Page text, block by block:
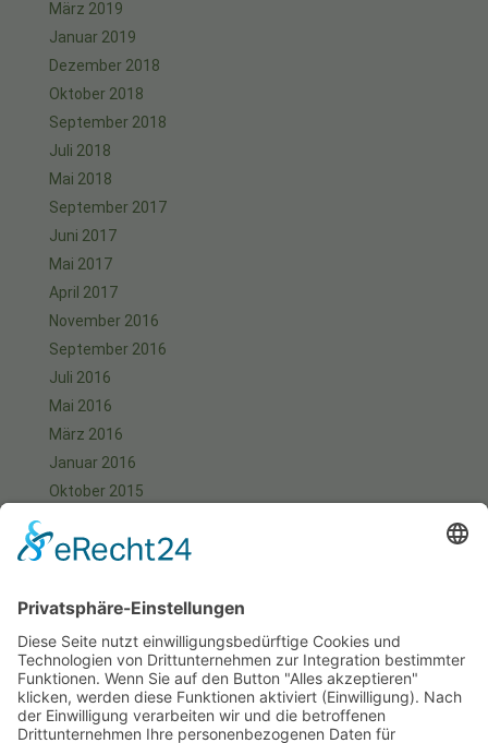
März 2019
Januar 2019
Dezember 2018
Oktober 2018
September 2018
Juli 2018
Mai 2018
September 2017
Juni 2017
Mai 2017
April 2017
November 2016
September 2016
Juli 2016
Mai 2016
März 2016
Januar 2016
Oktober 2015
August 2015
Juni 2015
Mai 2015
April 2015
März 2015
Januar 2015